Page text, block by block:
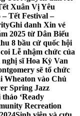
Xuân Vị Yêu
Tết Festival –
Ghi danh Xin vé
2025 từ Dân Biểu
8 bầu cử quốc hội
Lễ nhậm chức của
sĩ Hoa Kỳ Van
sẽ tổ chức
Wheaton vào Chủ
Spring Jazz
‘Ready
Recreation